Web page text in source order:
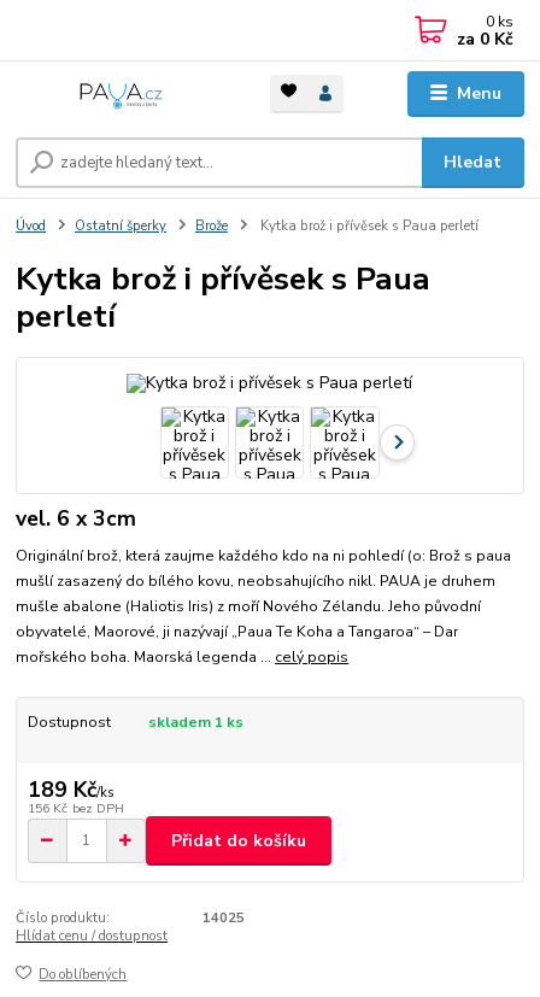
Menu
Hledat
0 ks
za 0 Kč
Úvod Ostatní šperky Brože Kytka brož i přívěsek s Paua perletí
Kytka brož i přívěsek s Paua
perletí
vel. 6 x 3cm
Originální brož, která zaujme každého kdo na ni pohledí (o: Brož s paua
mušlí zasazený do bílého kovu, neobsahujícího nikl. PAUA je druhem
mušle abalone (Haliotis Iris) z moří Nového Zélandu. Jeho původní
obyvatelé, Maorové, ji nazývají „Paua Te Koha a Tangaroa“ – Dar
mořského boha. Maorská legenda ... celý popis
Dostupnost skladem 1 ks
189 Kč/ks
156 Kč bez DPH
Přidat do košíku
Číslo produktu:
14025
Hlídat cenu / dostupnost
Do oblíbených